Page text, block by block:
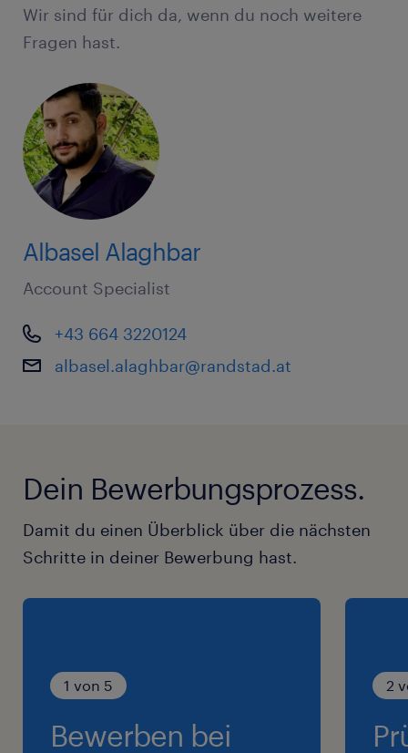
Wir sind für dich da, wenn du noch weitere
Fragen hast.
Albasel Alaghbar
Account Specialist
+43 664 3220124
albasel.alaghbar@randstad.at
Dein Bewerbungsprozess.
Damit du einen Überblick über die nächsten
Schritte in deiner Bewerbung hast.
1 von 5
Bewerben bei
2